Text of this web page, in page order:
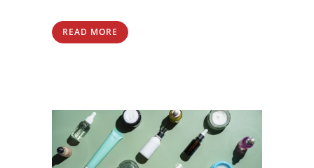
READ MORE